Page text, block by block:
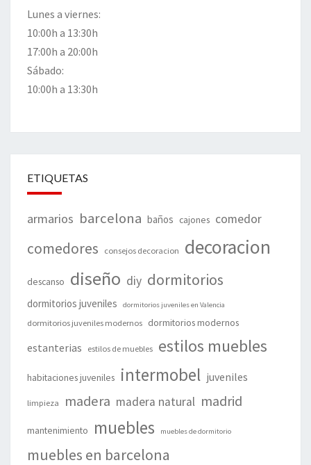
Lunes a viernes:
10:00h a 13:30h
17:00h a 20:00h
Sábado:
10:00h a 13:30h
ETIQUETAS
armarios barcelona baños cajones comedor
comedores consejos decoracion decoracion
descanso diseño diy dormitorios
dormitorios juveniles dormitorios juveniles en Valencia
dormitorios juveniles modernos dormitorios modernos
estanterias estilos de muebles estilos muebles
habitaciones juveniles intermobel juveniles
limpieza madera madera natural madrid
mantenimiento muebles muebles de dormitorio
muebles en barcelona